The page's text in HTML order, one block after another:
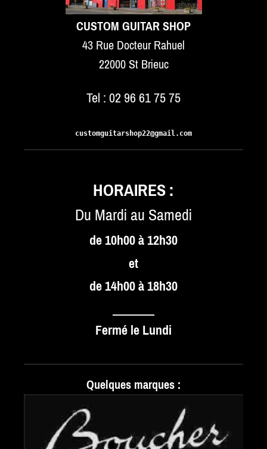
CUSTOM GUITAR SHOP
43 Rue Docteur Rahuel
22000 St Brieuc
Tel : 02 96 61 75 75
customguitarshop22@gmail.com
HORAIRES :
Du Mardi au Samedi
de 10h00 à 12h30
et
de 14h00 à 18h30
Fermé le Lundi
Quelques marques :